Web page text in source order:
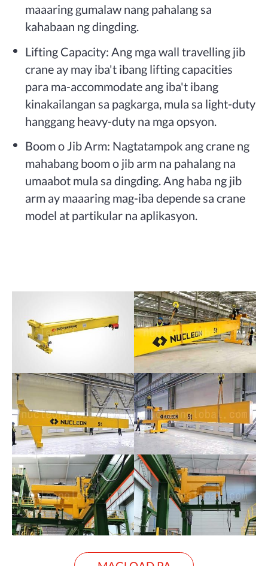
maaaring gumalaw nang pahalang sa
kahabaan ng dingding.
Lifting Capacity: Ang mga wall travelling jib
crane ay may iba't ibang lifting capacities
para ma-accommodate ang iba't ibang
kinakailangan sa pagkarga, mula sa light-duty
hanggang heavy-duty na mga opsyon.
Boom o Jib Arm: Nagtatampok ang crane ng
mahabang boom o jib arm na pahalang na
umaabot mula sa dingding. Ang haba ng jib
arm ay maaaring mag-iba depende sa crane
model at partikular na aplikasyon.